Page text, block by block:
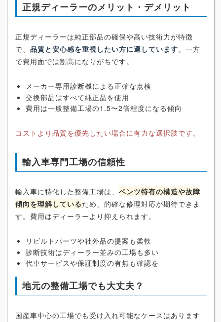
正規ディーラーのメリット・デメリット
正規ディーラーは純正部品の確保や高い技術力が特徴
で、 品質と安心感を重視したい方に適しています。一方
で費用面では割高になりがちです。
メーカー専用診断機による正確な点検
交換部品はすべて純正品を使用
費用は一般整備工場の1.5〜2倍程度になる傾向
コストより品質を優先したい場合に有力な選択肢です。
輸入車専門工場の信頼性
輸入車に特化した整備工場は、 ベンツ特有の構造や故障
傾向を理解しているため、的確な修理対応が期待できま
す。費用はディーラーより抑えられます。
リビルトパーツや社外品の提案も柔軟
診断技術はディーラー並みの工場も多い
代車サービスや保証制度の有無も確認を
地元の整備工場でも大丈夫？
国産車中心の工場でも受け入れ可能なケースはあります